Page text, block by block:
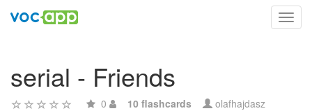
serial - Friends
0 10 flashcards olafhajdasz